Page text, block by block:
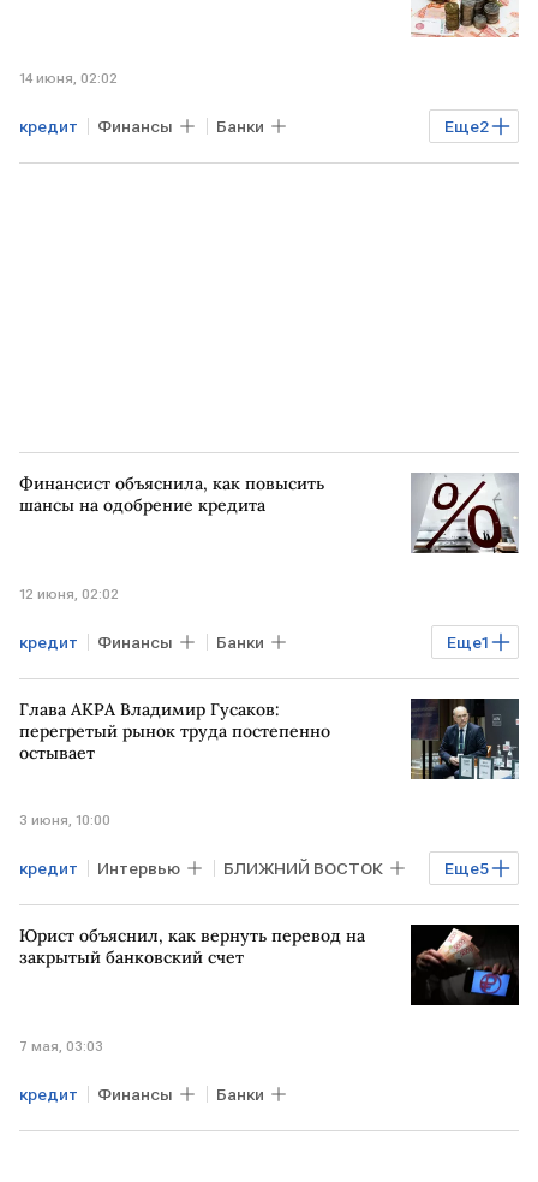
14 июня, 02:02
Еще2
кредит Финансы Банки
РЭУ им. Г.В.Плеханова ФНС России
Финансист объяснила, как повысить
шансы на одобрение кредита
12 июня, 02:02
Еще1
кредит Финансы Банки
РЭУ им. Г.В.Плеханова
Глава АКРА Владимир Гусаков:
перегретый рынок труда постепенно
остывает
3 июня, 10:00
Еще5
кредит Интервью БЛИЖНИЙ ВОСТОК
Минфин ФНБ АКРА
рынок труда ипотека
Юрист объяснил, как вернуть перевод на
закрытый банковский счет
7 мая, 03:03
кредит Финансы Банки